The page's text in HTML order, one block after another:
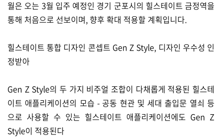
월은 오는 3월 입주 예정인 경기 군포시의 힐스테이트 금정역을
통해 처음으로 선보이며, 향후 확대 적용할 계획입니다.
힐스테이트 통합 디자인 콘셉트 Gen Z Style, 디자인 우수성 인
정받아
Gen Z Style의 두 가지 비주얼 조합이 다채롭게 적용된 힐스테
이트 애플리케이션의 모습 - 공동 현관 및 세대 출입문 열쇠 등
으로 사용할 수 있는 힐스테이트 애플리케이션에도 Gen Z
Style이 적용된다